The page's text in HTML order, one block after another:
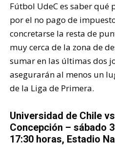
Fútbol UdeC es saber qué
por el no pago de
concretarse la resta de
muy cerca de la zona de
sumar en las últimas dos
asegurarán al menos un
de la Liga de Primera.
Universidad de Chile
Concepción – sábado
17:30 horas, Estadio